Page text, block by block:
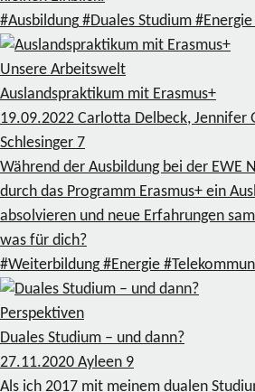
#Ausbildung #Duales Studium #Energie
Unsere Arbeitswelt
Auslandspraktikum mit Erasmus+
19.09.2022 Carlotta Delbeck, Jennifer
Schlesinger 7
Während der Ausbildung bei der EWE
durch das Programm Erasmus+ ein
absolvieren und neue Erfahrungen
was für dich?
#Weiterbildung #Energie
Perspektiven
Duales Studium – und dann?
27.11.2020 Ayleen 9
Als ich 2017 mit meinem dualen